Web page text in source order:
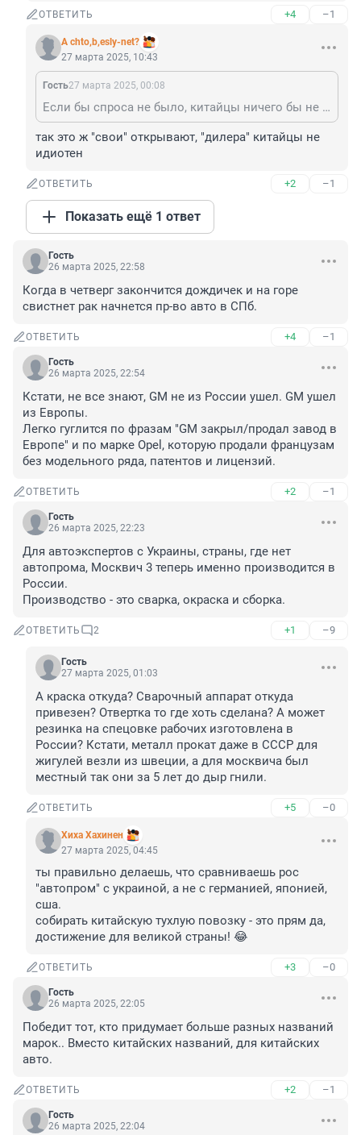
ОТВЕТИТЬ +4 –1
A chto,b,esly-net?
27 марта 2025, 10:43
Гость27 марта 2025, 00:08
Если бы спроса не было, китайцы ничего бы не открывали. Хитрюги ещё те
так это ж "свои" открывают, "дилера" китайцы не
идиотен
ОТВЕТИТЬ +2 –1
Показать ещё 1 ответ
Гость
26 марта 2025, 22:58
Когда в четверг закончится дождичек и на горе
свистнет рак начнется пр-во авто в СПб.
ОТВЕТИТЬ +4 –1
Гость
26 марта 2025, 22:54
Кстати, не все знают, GM не из России ушел. GM ушел
из Европы.
Легко гуглится по фразам "GM закрыл/продал завод в
Европе" и по марке Opel, которую продали французам
без модельного ряда, патентов и лицензий.
ОТВЕТИТЬ +2 –1
Гость
26 марта 2025, 22:23
Для автоэкспертов с Украины, страны, где нет
автопрома, Москвич 3 теперь именно производится в
России.
Производство - это сварка, окраска и сборка.
ОТВЕТИТЬ 2 +1 –9
Гость
27 марта 2025, 01:03
А краска откуда? Сварочный аппарат откуда
привезен? Отвертка то где хоть сделана? А может
резинка на спецовке рабочих изготовлена в
России? Кстати, металл прокат даже в СССР для
жигулей везли из швеции, а для москвича был
местный так они за 5 лет до дыр гнили.
ОТВЕТИТЬ +5 –0
Хиха Хахинен
27 марта 2025, 04:45
ты правильно делаешь, что сравниваешь рос
"автопром" с украиной, а не с германией, японией,
сша.
собирать китайскую тухлую повозку - это прям да,
достижение для великой страны! 😂
ОТВЕТИТЬ +3 –0
Гость
26 марта 2025, 22:05
Победит тот, кто придумает больше разных названий
марок.. Вместо китайских названий, для китайских
авто.
ОТВЕТИТЬ +2 –1
Гость
26 марта 2025, 22:04